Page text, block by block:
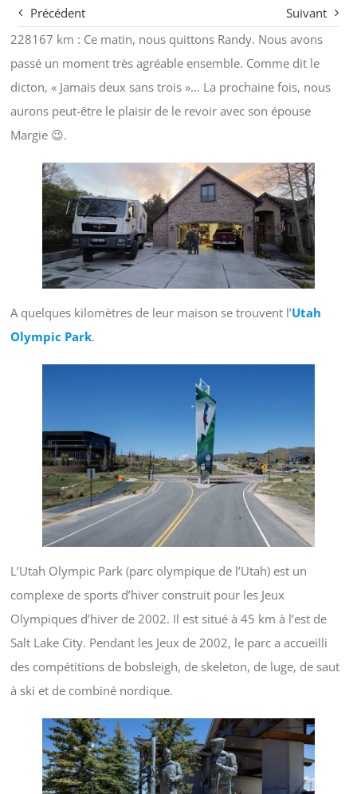
Précédent
Suivant
228167 km : Ce matin, nous quittons Randy. Nous avons
passé un moment très agréable ensemble. Comme dit le
dicton, « Jamais deux sans trois »… La prochaine fois, nous
aurons peut-être le plaisir de le revoir avec son épouse
Margie 😉.
A quelques kilomètres de leur maison se trouvent l’Utah
Olympic Park.
L’Utah Olympic Park (parc olympique de l’Utah) est un
complexe de sports d’hiver construit pour les Jeux
Olympiques d’hiver de 2002. Il est situé à 45 km à l’est de
Salt Lake City. Pendant les Jeux de 2002, le parc a accueilli
des compétitions de bobsleigh, de skeleton, de luge, de saut
à ski et de combiné nordique.